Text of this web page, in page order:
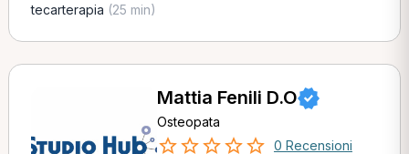
tecarterapia (25 min)
Mattia Fenili D.O
Osteopata
0 Recensioni